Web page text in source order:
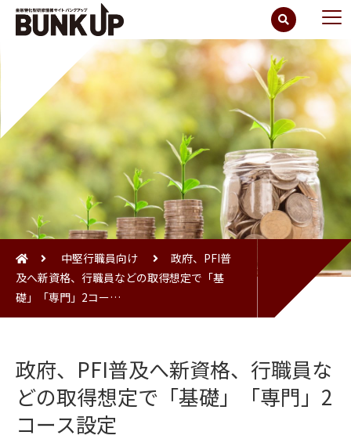
中堅行職員向け
政府、PFI普
及へ新資格、行職員などの取得想定で「基
礎」「専門」2コー…
政府、PFI普及へ新資格、行職員な
どの取得想定で「基礎」「専門」2
コース設定